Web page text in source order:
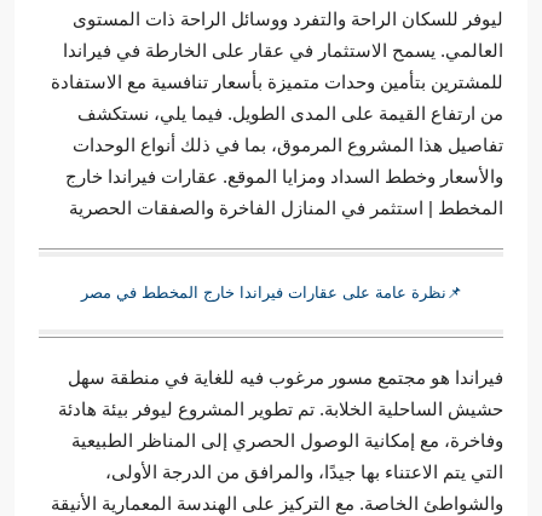
ليوفر للسكان الراحة والتفرد ووسائل الراحة ذات المستوى
العالمي. يسمح الاستثمار في عقار على الخارطة في فيراندا
للمشترين بتأمين وحدات متميزة بأسعار تنافسية مع الاستفادة
من ارتفاع القيمة على المدى الطويل. فيما يلي، نستكشف
تفاصيل هذا المشروع المرموق، بما في ذلك أنواع الوحدات
والأسعار وخطط السداد ومزايا الموقع. عقارات فيراندا خارج
المخطط | استثمر في المنازل الفاخرة والصفقات الحصرية
📌نظرة عامة على عقارات فيراندا خارج المخطط في مصر
فيراندا هو مجتمع مسور مرغوب فيه للغاية في منطقة سهل
حشيش الساحلية الخلابة. تم تطوير المشروع ليوفر بيئة هادئة
وفاخرة، مع إمكانية الوصول الحصري إلى المناظر الطبيعية
التي يتم الاعتناء بها جيدًا، والمرافق من الدرجة الأولى،
والشواطئ الخاصة. مع التركيز على الهندسة المعمارية الأنيقة